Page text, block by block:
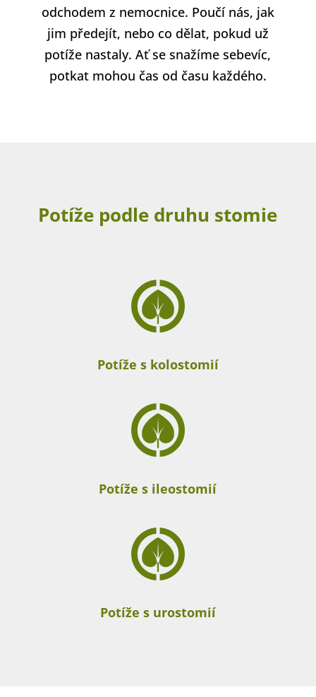
odchodem z nemocnice. Poučí nás, jak
jim předejít, nebo co dělat, pokud už
potíže nastaly. Ať se snažíme sebevíc,
potkat mohou čas od času každého.
Potíže podle druhu stomie
Potíže s kolostomií
Potíže s ileostomií
Potíže s urostomií